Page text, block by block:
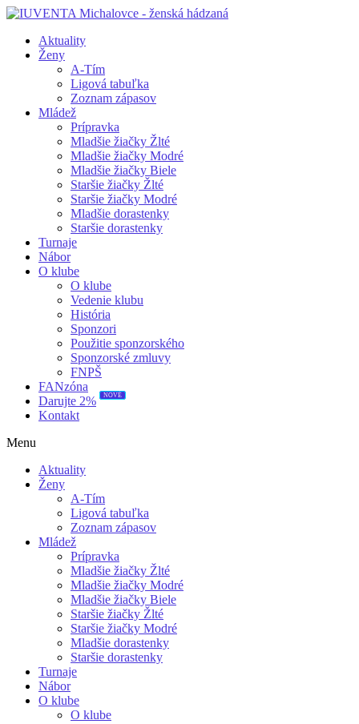
Aktuality
Ženy
A-Tím
Ligová tabuľka
Zoznam zápasov
Mládež
Prípravka
Mladšie žiačky Žlté
Mladšie žiačky Modré
Mladšie žiačky Biele
Staršie žiačky Žlté
Staršie žiačky Modré
Mladšie dorastenky
Staršie dorastenky
Turnaje
Nábor
O klube
O klube
Vedenie klubu
História
Sponzori
Použitie sponzorského
Sponzorské zmluvy
FNPŠ
FANzóna
Darujte 2%
NOVÉ
Kontakt
Menu
Aktuality
Ženy
A-Tím
Ligová tabuľka
Zoznam zápasov
Mládež
Prípravka
Mladšie žiačky Žlté
Mladšie žiačky Modré
Mladšie žiačky Biele
Staršie žiačky Žlté
Staršie žiačky Modré
Mladšie dorastenky
Staršie dorastenky
Turnaje
Nábor
O klube
O klube